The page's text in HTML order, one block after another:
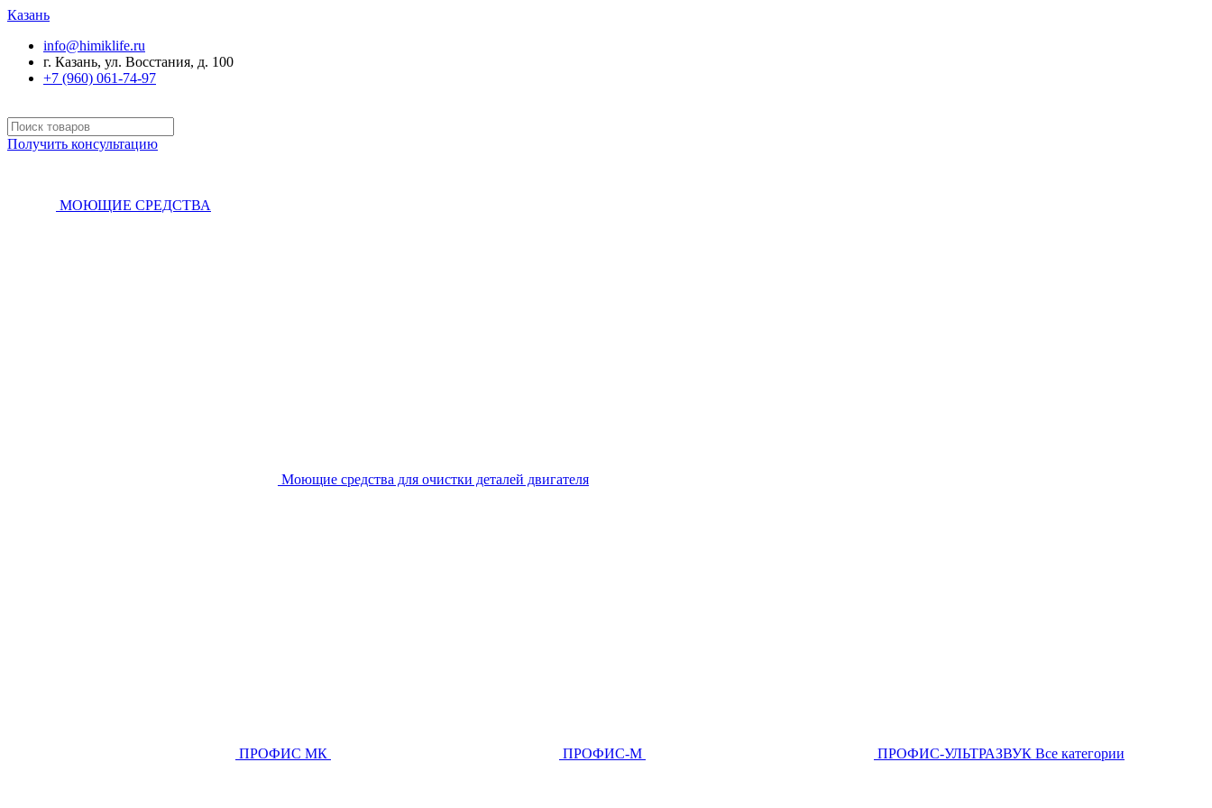
Казань
info@himiklife.ru
г. Казань, ул. Восстания, д. 100
+7 (960) 061-74-97
Получить консультацию
МОЮЩИЕ СРЕДСТВА
Моющие средства для очистки деталей двигателя
ПРОФИС МК ПРОФИС-М ПРОФИС-УЛЬТРАЗВУК Все категории